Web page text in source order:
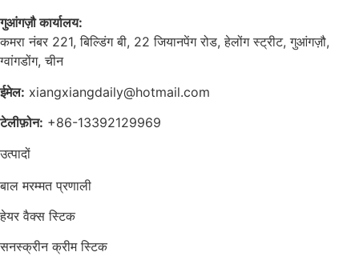
गुआंगज़ौ कार्यालय:
कमरा नंबर 221, बिल्डिंग बी, 22 जियानपेंग रोड, हेलोंग स्ट्रीट, गुआंगज़ौ,
ग्वांगडोंग, चीन
ईमेल: xiangxiangdaily@hotmail.com
टेलीफ़ोन: +86-13392129969
उत्पादों
बाल मरम्मत प्रणाली
हेयर वैक्स स्टिक
सनस्क्रीन क्रीम स्टिक